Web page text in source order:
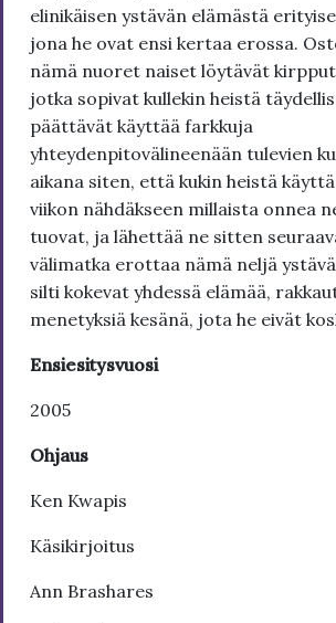
elinikäisen ystävän elämästä
jona he ovat ensi kertaa erossa.
nämä nuoret naiset löytävät
jotka sopivat kullekin heistä
päättävät käyttää farkkuja
yhteydenpitovälineenään tulevien
aikana siten, että kukin heistä
viikon nähdäkseen millaista onnea
tuovat, ja lähettää ne sitten
välimatka erottaa nämä neljä
silti kokevat yhdessä elämää,
menetyksiä kesänä, jota he eivät
Ensiesitysvuosi
2005
Ohjaus
Ken Kwapis
Käsikirjoitus
Ann Brashares